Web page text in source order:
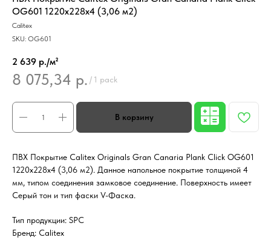
OG601 1220x228x4 (3,06 м2)
Calitex
SKU: OG601
2 639 р./м²
8 075,34 р. / 1 pack
ПВХ Покрытие Calitex Originals Gran Canaria Plank Click OG601
1220x228x4 (3,06 м2). Данное напольное покрытие толщиной 4
мм, типом соединения замковое соединение. Поверхность имеет
Серый тон и тип фаски V-Фаска.
Тип продукции: SPC
Бренд: Calitex